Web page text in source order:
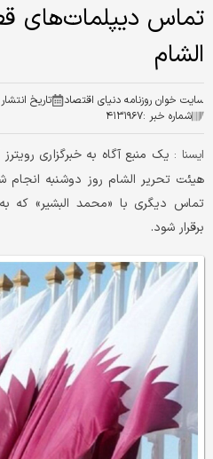
تماس دیپلمات‌های
الشام
سایت خوان روزنامه دنیای اقتصاد تاریخ
شماره خبر :۴۱۳۱۹۶۷
ایسنا : یک منبع آگاه به خبرگزاری
هیئت تحریر الشام روز دوشنبه انجام
تماس دیگری با «محمد البشیر» که
برقرار شود.